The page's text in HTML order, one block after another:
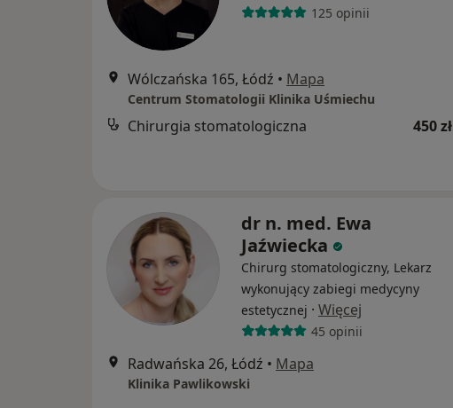
125 opinii
Wólczańska 165, Łódź • Mapa
Centrum Stomatologii Klinika Uśmiechu
Chirurgia stomatologiczna 450 zł
dr n. med. Ewa
Jaźwiecka
Chirurg stomatologiczny, Lekarz
wykonujący zabiegi medycyny
estetycznej · Więcej
45 opinii
Radwańska 26, Łódź • Mapa
Klinika Pawlikowski